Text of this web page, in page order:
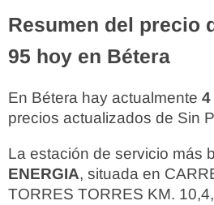
Resumen del precio
95 hoy en Bétera
En Bétera hay actualmente 4
precios actualizados de Sin
La estación de servicio más
ENERGIA, situada en
TORRES TORRES KM.